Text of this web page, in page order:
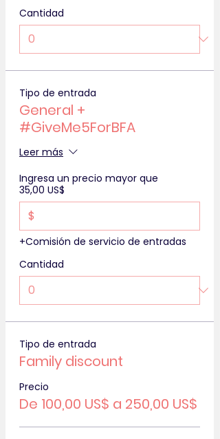
Cantidad
Tipo de entrada
General +
#GiveMe5ForBFA
Leer más
Ingresa un precio mayor que
35,00 US$
$
+Comisión de servicio de entradas
Cantidad
Tipo de entrada
Family discount
Precio
De 100,00 US$ a 250,00 US$